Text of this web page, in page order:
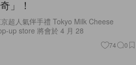
」！
超人氣伴手禮 Tokyo Milk Cheese
up store 將會於 4 月 28
74 0